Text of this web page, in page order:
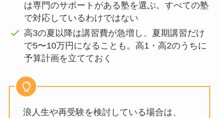
は専門のサポートがある塾を選ぶ。すべての塾
で対応しているわけではない
高3の夏以降は講習費が急増し、夏期講習だけ
で5〜10万円になることも。高1・高2のうちに
予算計画を立てておく
浪人生や再受験を検討している場合は、